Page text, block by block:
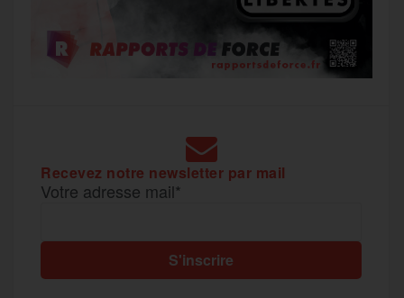
Recevez notre newsletter par mail
Votre adresse mail*